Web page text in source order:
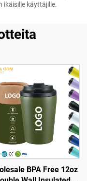
ikäisille käyttäjille.
BPA Free 12oz